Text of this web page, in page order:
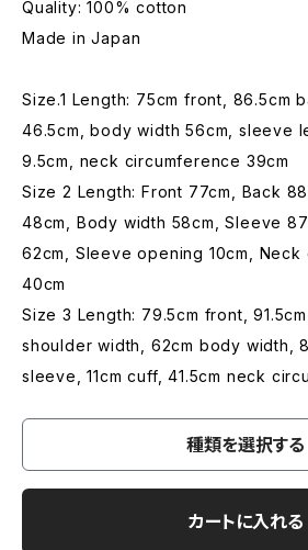
Quality: 100% cotton
Made in Japan
Size.1 Length: 75cm front, 86.5cm
46.5cm, body width 56cm, sleeve
9.5cm, neck circumference 39cm
Size 2 Length: Front 77cm, Back
48cm, Body width 58cm, Sleeve
62cm, Sleeve opening 10cm, Neck
40cm
Size 3 Length: 79.5cm front,
shoulder width, 62cm body width,
sleeve, 11cm cuff, 41.5cm neck
種類を選択する
カートに入れる